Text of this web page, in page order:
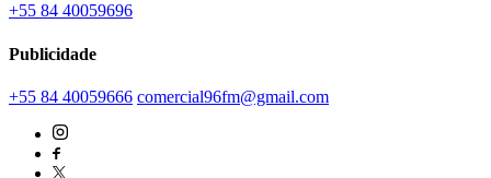
+55 84 40059696
Publicidade
+55 84 40059666 comercial96fm@gmail.com